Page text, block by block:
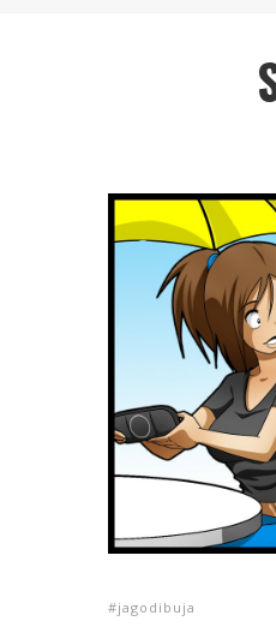
LET’S FREEZE SOME PENGUINS
jagodibuja